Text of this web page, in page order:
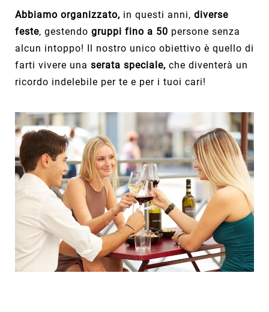
Abbiamo organizzato, in questi anni, diverse
feste, gestendo gruppi fino a 50 persone senza
alcun intoppo! Il nostro unico obiettivo è quello di
farti vivere una serata speciale, che diventerà un
ricordo indelebile per te e per i tuoi cari!